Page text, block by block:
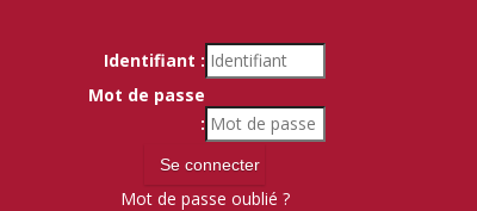
Identifiant :
Mot de passe
:
Mot de passe oublié ?